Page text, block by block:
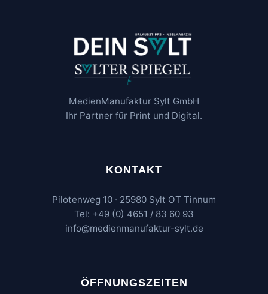
MedienManufaktur Sylt GmbH
Ihr Partner für Print und Digital.
KONTAKT
Pilotenweg 10 · 25980 Sylt OT Tinnum
Tel: +49 (0) 4651 / 83 60 93
info@medienmanufaktur-sylt.de
ÖFFNUNGSZEITEN